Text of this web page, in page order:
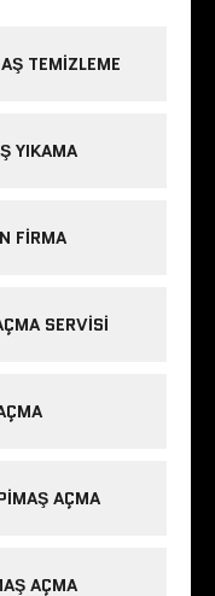
TEMIZLEME
YIKAMA
FIRMA
SERVISI
AÇMA
AÇMA